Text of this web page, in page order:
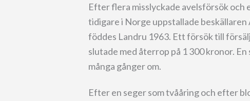
Efter flera misslyckade avelsförsök
tidigare i Norge uppstallade
föddes Landru 1963. Ett försök till
slutade med återrop på 1 300 kronor.
många gånger om.
Efter en seger som tvååring och efter